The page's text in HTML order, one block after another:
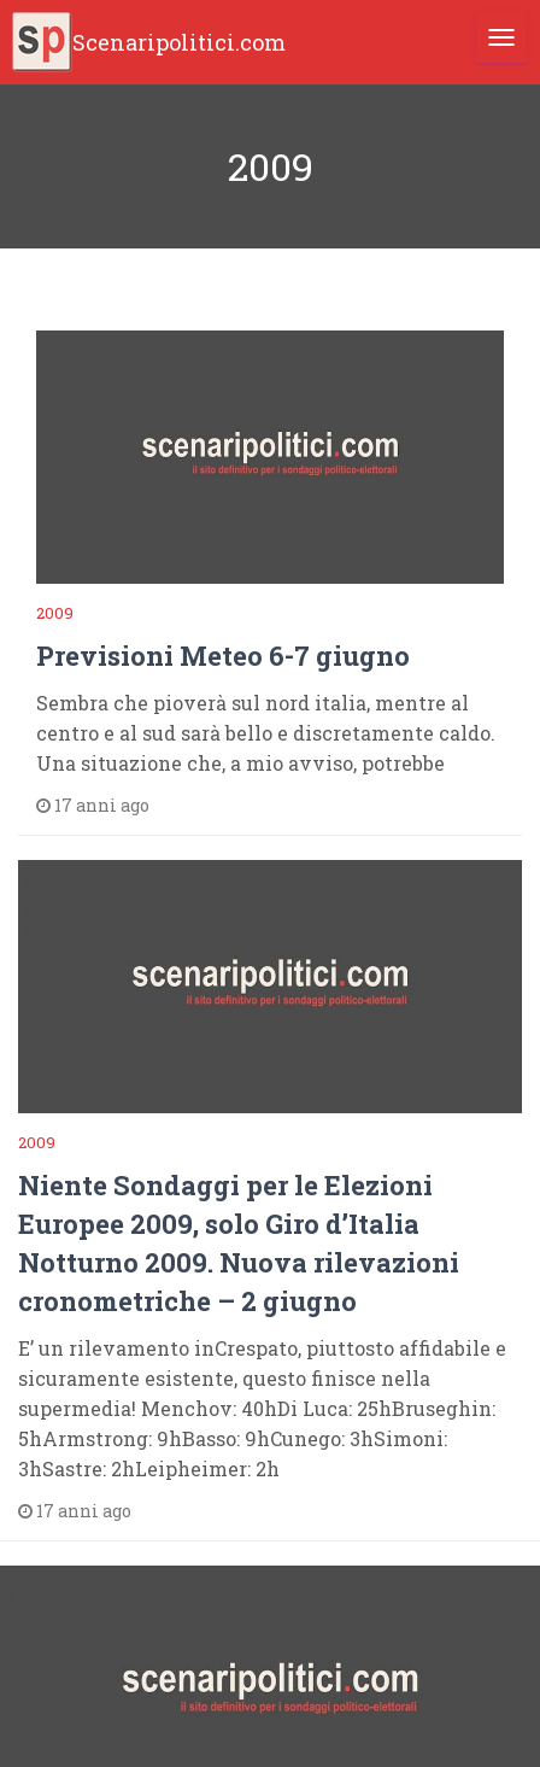
Scenaripolitici.com
2009
2009
Previsioni Meteo 6-7 giugno
Sembra che pioverà sul nord italia, mentre al
centro e al sud sarà bello e discretamente caldo.
Una situazione che, a mio avviso, potrebbe
17 anni ago
2009
Niente Sondaggi per le Elezioni
Europee 2009, solo Giro d’Italia
Notturno 2009. Nuova rilevazioni
cronometriche – 2 giugno
E’ un rilevamento inCrespato, piuttosto affidabile e
sicuramente esistente, questo finisce nella
supermedia! Menchov: 40hDi Luca: 25hBruseghin:
5hArmstrong: 9hBasso: 9hCunego: 3hSimoni:
3hSastre: 2hLeipheimer: 2h
17 anni ago